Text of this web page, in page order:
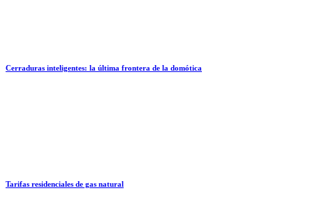
Cerraduras inteligentes: la última frontera de la domótica
Tarifas residenciales de gas natural